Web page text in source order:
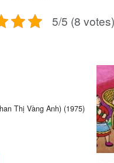
5/5 (8 votes)
Thị Vàng Anh) (1975)